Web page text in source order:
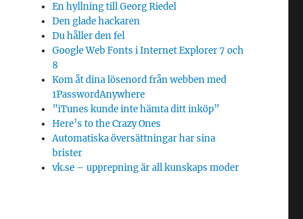
En hyllning till Georg Riedel
Den glade hackaren
Du håller den fel
Google Web Fonts i Internet Explorer 7 och
8
Kom åt dina lösenord från webben med
1PasswordAnywhere
”iTunes kunde inte hämta ditt inköp”
Here’s to the Crazy Ones
Automatiska översättningar har sina
brister
vk.se – upprepning är all kunskaps moder